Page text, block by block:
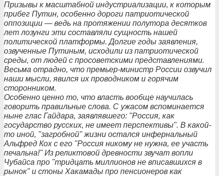
Призывы к масштабной индустриализации, к которым
прибег Путин, особенно дороги патриотической
оппозиции — ведь на протяжении полутора десятков
лет лозунги эти составляли сущность нашей
политической платформы. Долгие годы заявления,
озвученные Путиным, исходили из патриотической
среды, от людей с просоветскими представлениями.
Весьма отрадно, что премьер-министр России озвучил
наши мысли, явился их проводником и горячим
сторонником.
Особенно ценно то, что власть вообще научилась
говорить правильные слова. С ужасом вспоминается
ныне глас Гайдара, заявлявшего: "Россия, как
государство русских, не имеет перспективы". В какой-
то иной, "загробной" жизни остался инфернальный
Альфред Кох с его "Россия никому не нужна, ее участь
печальна!" Из реликтовой древности звучат вопли
Чубайса про "тридцать миллионов не вписавшихся в
рынок" и стоны Хакамады про пенсионеров как